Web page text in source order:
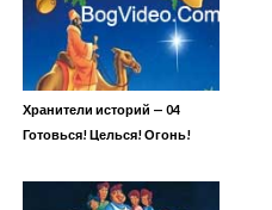
Хранители историй — 04
Готовься! Целься! Огонь!